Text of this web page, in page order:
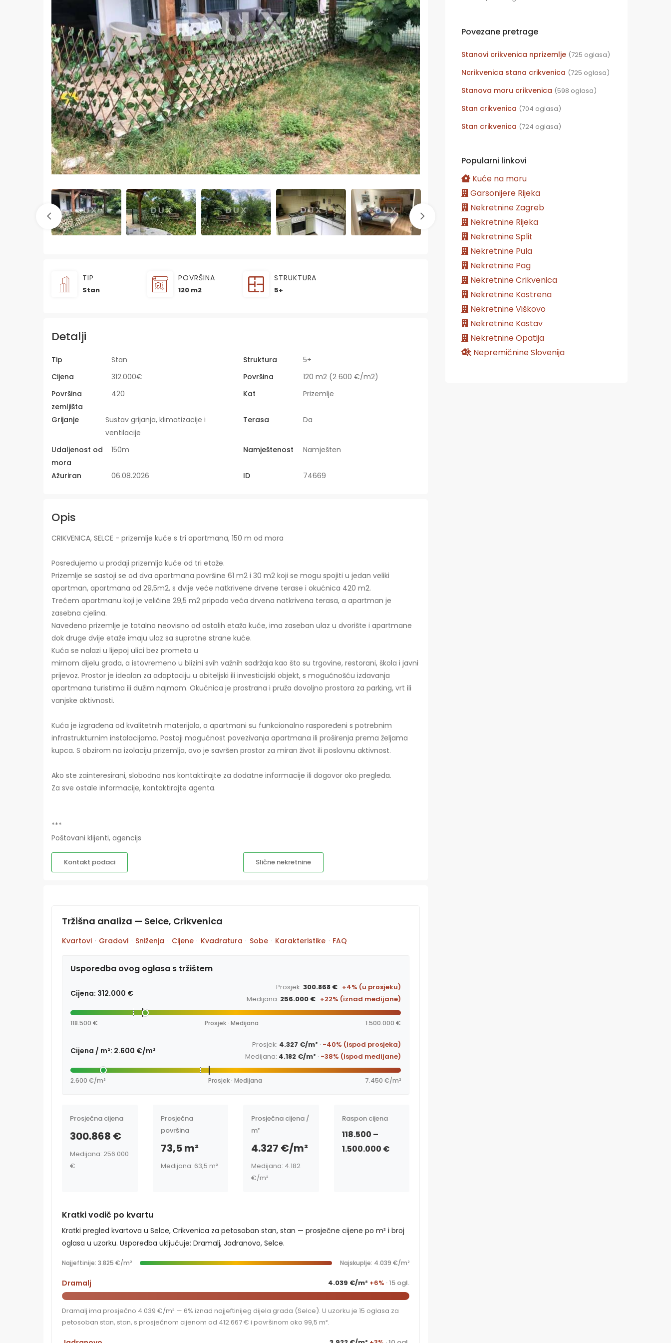
TIP
Stan
POVRŠINA
120 m2
STRUKTURA
5+
Detalji
Tip Stan Struktura
5+
Cijena
312.000€ Površina
120 m2 (2 600 €/m2)
Površina
zemljišta
420 Kat Prizemlje
Grijanje
Sustav grijanja, klimatizacije i
ventilacije
Terasa Da
Udaljenost od
mora
150m Namještenost Namješten
Ažuriran 06.08.2026 ID 74669
Opis
CRIKVENICA, SELCE - prizemlje kuće s tri apartmana, 150 m od mora
Posredujemo u prodaji prizemlja kuće od tri etaže.
Prizemlje se sastoji se od dva apartmana površine 61 m2 i 30 m2 koji se mogu spojiti u jedan veliki
apartman, apartmana od 29,5m2, s dvije veće natkrivene drvene terase i okućnica 420 m2.
Trećem apartmanu koji je veličine 29,5 m2 pripada veća drvena natkrivena terasa, a apartman je
zasebna cjelina.
Navedeno prizemlje je totalno neovisno od ostalih etaža kuće, ima zaseban ulaz u dvorište i apartmane
dok druge dvije etaže imaju ulaz sa suprotne strane kuće.
Kuća se nalazi u lijepoj ulici bez prometa u
mirnom dijelu grada, a istovremeno u blizini svih važnih sadržaja kao što su trgovine, restorani, škola i javni
prijevoz. Prostor je idealan za adaptaciju u obiteljski ili investicijski objekt, s mogućnošću izdavanja
apartmana turistima ili dužim najmom. Okućnica je prostrana i pruža dovoljno prostora za parking, vrt ili
vanjske aktivnosti.
Kuća je izgrađena od kvalitetnih materijala, a apartmani su funkcionalno raspoređeni s potrebnim
infrastrukturnim instalacijama. Postoji mogućnost povezivanja apartmana ili proširenja prema željama
kupca. S obzirom na izolaciju prizemlja, ovo je savršen prostor za miran život ili poslovnu aktivnost.
Ako ste zainteresirani, slobodno nas kontaktirajte za dodatne informacije ili dogovor oko pregleda.
Za sve ostale informacije, kontaktirajte agenta.
***
Poštovani klijenti, agencijs
Kontakt podaci Slične nekretnine
Tržišna analiza — Selce, Crikvenica
Kvartovi · Gradovi · Sniženja · Cijene · Kvadratura · Sobe · Karakteristike · FAQ
Usporedba ovog oglasa s tržištem
Cijena: 312.000 €
Prosjek: 300.868 € · +4% (u prosjeku)
Medijana: 256.000 € · +22% (iznad medijane)
118.500 € Prosjek · Medijana 1.500.000 €
Cijena / m²: 2.600 €/m²
Prosjek: 4.327 €/m² · -40% (ispod prosjeka)
Medijana: 4.182 €/m² · -38% (ispod medijane)
2.600 €/m² Prosjek · Medijana 7.450 €/m²
Prosječna cijena
300.868 €
Medijana: 256.000
€
Prosječna
površina
73,5 m²
Medijana: 63,5 m²
Prosječna cijena /
m²
4.327 €/m²
Medijana: 4.182
€/m²
Raspon cijena
118.500 –
1.500.000 €
Kratki vodič po kvartu
Kratki pregled kvartova u Selce, Crikvenica za petosoban stan, stan — prosječne cijene po m² i broj
oglasa u uzorku. Usporedba uključuje: Dramalj, Jadranovo, Selce.
Najjeftinije: 3.825 €/m² Najskuplje: 4.039 €/m²
Dramalj 4.039 €/m² +6% · 15 ogl.
Dramalj ima prosječno 4.039 €/m² — 6% iznad najjeftinijeg dijela grada (Selce). U uzorku je 15 oglasa za
petosoban stan, stan, s prosječnom cijenom od 412.667 € i površinom oko 99,5 m².
Povezane pretrage
Stanovi crikvenica nprizemlje (725 oglasa)
Ncrikvenica stana crikvenica (725 oglasa)
Stanova moru crikvenica (598 oglasa)
Stan crikvenica (704 oglasa)
Stan crikvenica (724 oglasa)
Popularni linkovi
Kuće na moru
Garsonijere Rijeka
Nekretnine Zagreb
Nekretnine Rijeka
Nekretnine Split
Nekretnine Pula
Nekretnine Pag
Nekretnine Crikvenica
Nekretnine Kostrena
Nekretnine Viškovo
Nekretnine Kastav
Nekretnine Opatija
Nepremičnine Slovenija